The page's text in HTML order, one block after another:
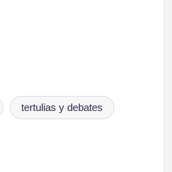
tertulias y debates